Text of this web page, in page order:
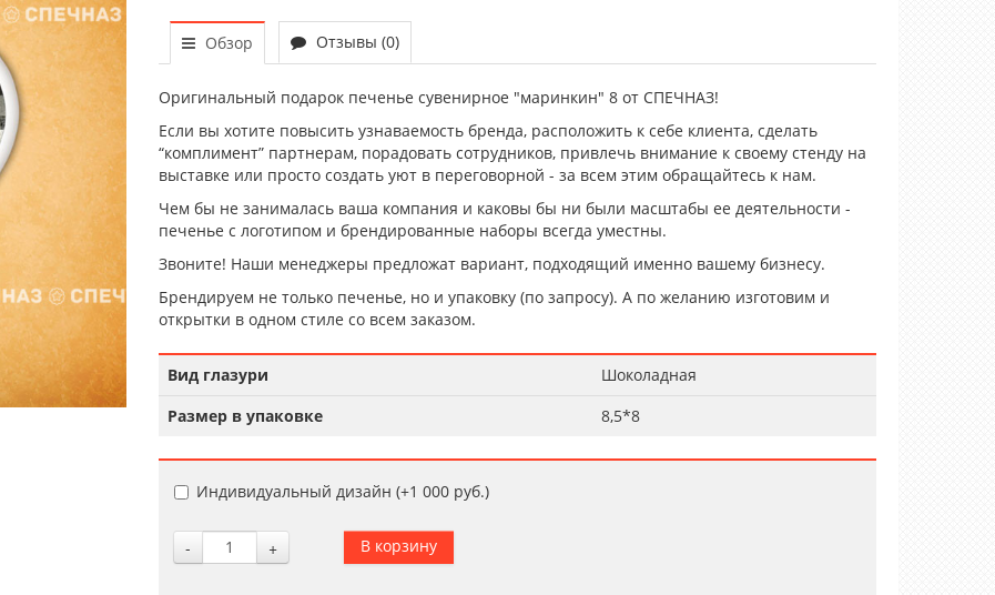
Обзор Отзывы (0)
Оригинальный подарок печенье сувенирное "маринкин" 8 от СПЕЧНАЗ!
Если вы хотите повысить узнаваемость бренда, расположить к себе клиента, сделать
“комплимент” партнерам, порадовать сотрудников, привлечь внимание к своему стенду на
выставке или просто создать уют в переговорной - за всем этим обращайтесь к нам.
Чем бы не занималась ваша компания и каковы бы ни были масштабы ее деятельности -
печенье с логотипом и брендированные наборы всегда уместны.
Звоните! Наши менеджеры предложат вариант, подходящий именно вашему бизнесу.
Брендируем не только печенье, но и упаковку (по запросу). А по желанию изготовим и
открытки в одном стиле со всем заказом.
Вид глазури
Шоколадная
Размер в упаковке
8,5*8
Индивидуальный дизайн (+1 000 руб.)
- +